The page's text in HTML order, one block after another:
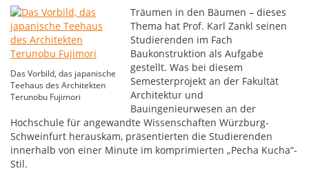
Das Vorbild, das japanische
Teehaus des Architekten
Terunobu Fujimori
Träumen in den Bäumen – dieses
Thema hat Prof. Karl Zankl seinen
Studierenden im Fach
Baukonstruktion als Aufgabe
gestellt. Was bei diesem
Semesterprojekt an der Fakultät
Architektur und
Bauingenieurwesen an der
Hochschule für angewandte Wissenschaften Würzburg-
Schweinfurt herauskam, präsentierten die Studierenden
innerhalb von einer Minute im komprimierten „Pecha Kucha“-
Stil.